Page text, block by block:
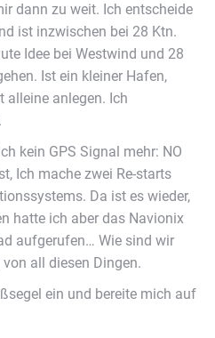
dann zu weit. Ich entscheide
ist inzwischen bei 28 Ktn.
Idee bei Westwind und 28
Ist ein kleiner Hafen,
alleine anlegen. Ich
kein GPS Signal mehr: NO
Ich mache zwei Re-starts
Da ist es wieder,
hatte ich aber das Navionix
aufgerufen… Wie sind wir
all diesen Dingen.
ein und bereite mich auf